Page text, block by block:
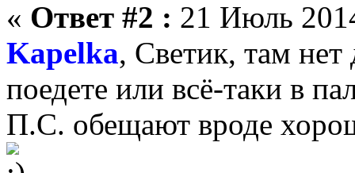
« Ответ #2 : 21 Июль
Kapelka, Светик, там
поедете или всё-таки в
П.С. обещают вроде